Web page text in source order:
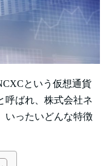
という仮想通貨
呼ばれ、株式会社ネ
いったいどんな特徴